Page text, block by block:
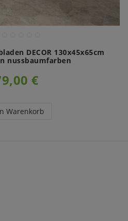
DECOR 130x45x65cm
nussbaumfarben
€
Warenkorb